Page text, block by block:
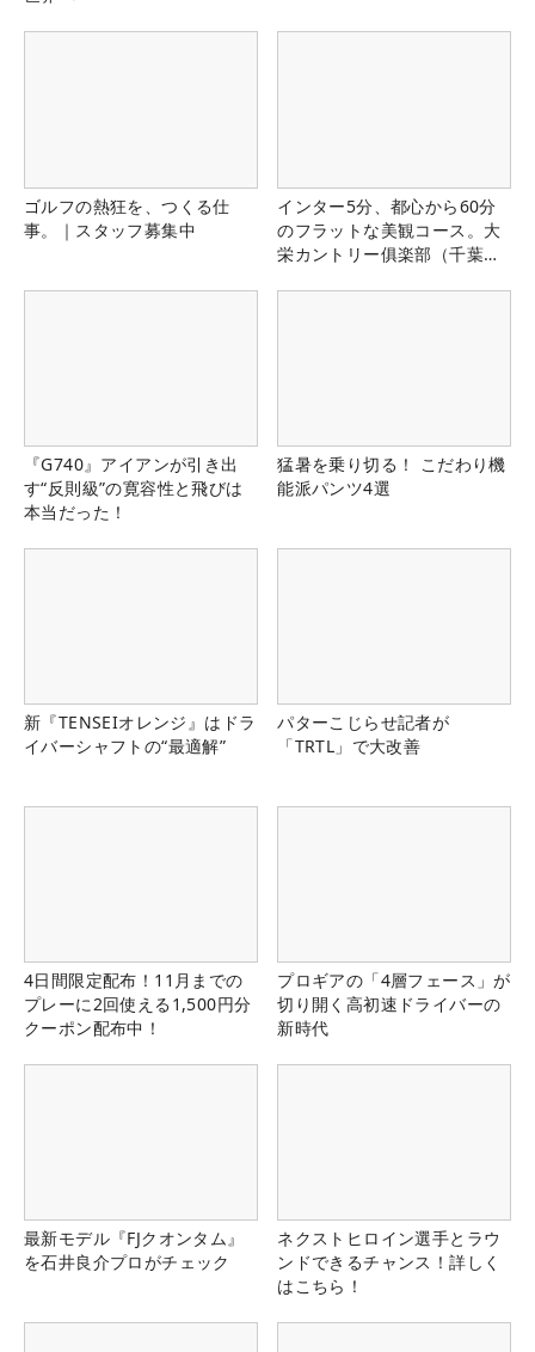
ゴルフの熱狂を、つくる仕
事。｜スタッフ募集中
インター5分、都心から60分
のフラットな美観コース。大
栄カントリー俱楽部（千葉
『G740』アイアンが引き出
す“反則級”の寛容性と飛びは
本当だった！
猛暑を乗り切る！ こだわり機
能派パンツ4選
新『TENSEIオレンジ』はドラ
イバーシャフトの“最適解”
パターこじらせ記者が
「TRTL」で大改善
4日間限定配布！11月までの
プレーに2回使える1,500円分
クーポン配布中！
プロギアの「4層フェース」が
切り開く高初速ドライバーの
新時代
最新モデル『FJクオンタム』
を石井良介プロがチェック
ネクストヒロイン選手とラウ
ンドできるチャンス！詳しく
はこちら！